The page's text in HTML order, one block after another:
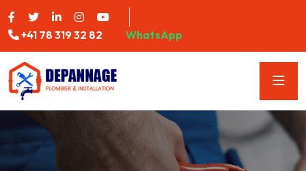
+41 78 319 32 82 WhatsApp